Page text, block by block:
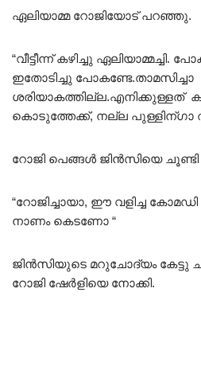
ഏലിയാമ്മ റോജിയോട് പറഞ്ഞു.
“വീട്ടീന്ന് കഴിച്ചു ഏലിയാമ്മച്ചി.
ഇതോടിച്ചു പോകണ്ടേ.താമസിച്ചാ
ശരിയാകത്തില്ല.എനിക്കുള്ളത്
കൊടുത്തേക്ക്, നല്ല പുള്ളിന്ഗാ
റോജി പെങ്ങൾ ജിൻസിയെ
“റോജിച്ചായാ, ഈ വളിച്ച കോമഡി
നാണം കെടണോ “
ജിൻസിയുടെ മറുചോദ്യം കേട്ടു
റോജി ഷേർളിയെ നോക്കി.